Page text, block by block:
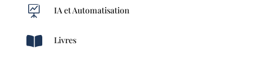
 IA et Automatisation
 Livres